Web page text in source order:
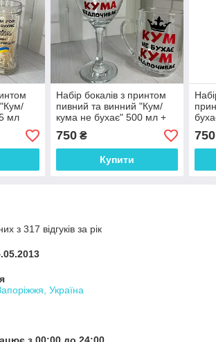
мл
Набір бокалів з принтом
пивний та винний "Кум/
кума не бухає" 500 мл +
465 мл ціна за пару
750₴
Купити
750
з 317 відгуків за рік
Україна